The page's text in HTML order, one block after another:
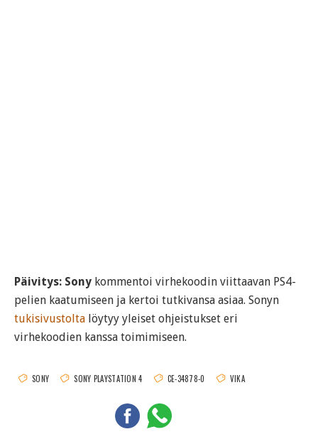
Päivitys: Sony kommentoi virhekoodin viittaavan PS4-
pelien kaatumiseen ja kertoi tutkivansa asiaa. Sonyn
tukisivustolta löytyy yleiset ohjeistukset eri
virhekoodien kanssa toimimiseen.
SONY SONY PLAYSTATION 4 CE-34878-0 VIKA